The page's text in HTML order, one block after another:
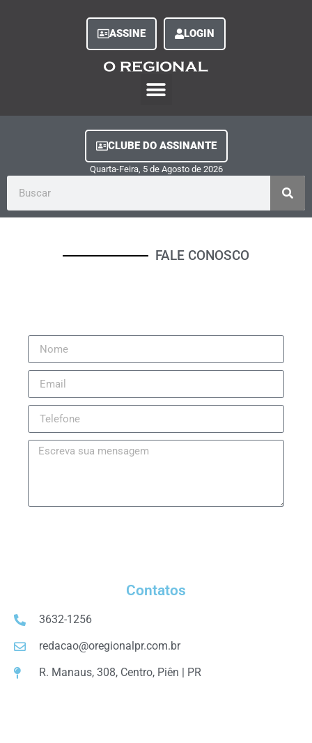
ASSINE LOGIN
CLUBE DO ASSINANTE
Quarta-Feira, 5de Agostode 2026
FALE CONOSCO
Contatos
3632-1256
redacao@oregionalpr.com.br
R. Manaus, 308, Centro, Piên | PR